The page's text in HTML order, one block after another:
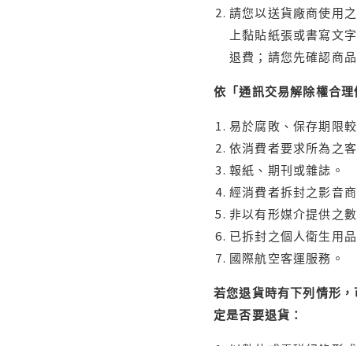
請您以送貨廠商使用
上黏貼紙張或書寫文
退費；請您先確認商
依「通訊交易解除權合
易於腐敗、保存期限
依消費者要求所為之
報紙、期刊或雜誌。
經消費者拆封之影音
非以有形媒介提供之
已拆封之個人衛生用
國際航空客運服務。
若您退貨時有下列情形
定是否要退貨：